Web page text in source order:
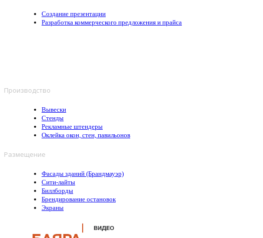
Создание презентации
Разработка коммерческого предложения и прайса
Производство
Вывески
Стенды
Рекламные штендеры
Оклейка окон, стен, павильонов
Размещение
Фасады зданий (Брандмауэр)
Сити-лайты
Биллборды
Брендирование остановок
Экраны